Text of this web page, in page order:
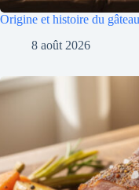
Origine et histoire du
8 août 2026